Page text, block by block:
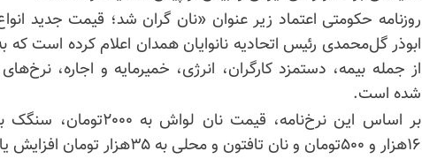
روزنامه حکومتی اعتماد زیر عنوان «نان گران شد؛ قیمت جدید
ابوذر گل‌محمدی رئیس اتحادیه نانوایان همدان اعلام کرده است که
از جمله بیمه، دستمزد کارگران، انرژی، خمیرمایه و اجاره،
شده است.
۱۶هزار و ۵۰۰تومان و نان تافتون و محلی به ۳۵هزار تومان افزایش یافته است.